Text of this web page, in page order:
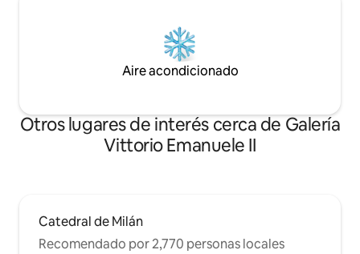
Aire acondicionado
Otros lugares de interés cerca de Galería
Vittorio Emanuele II
Catedral de Milán
Recomendado por 2,770 personas locales